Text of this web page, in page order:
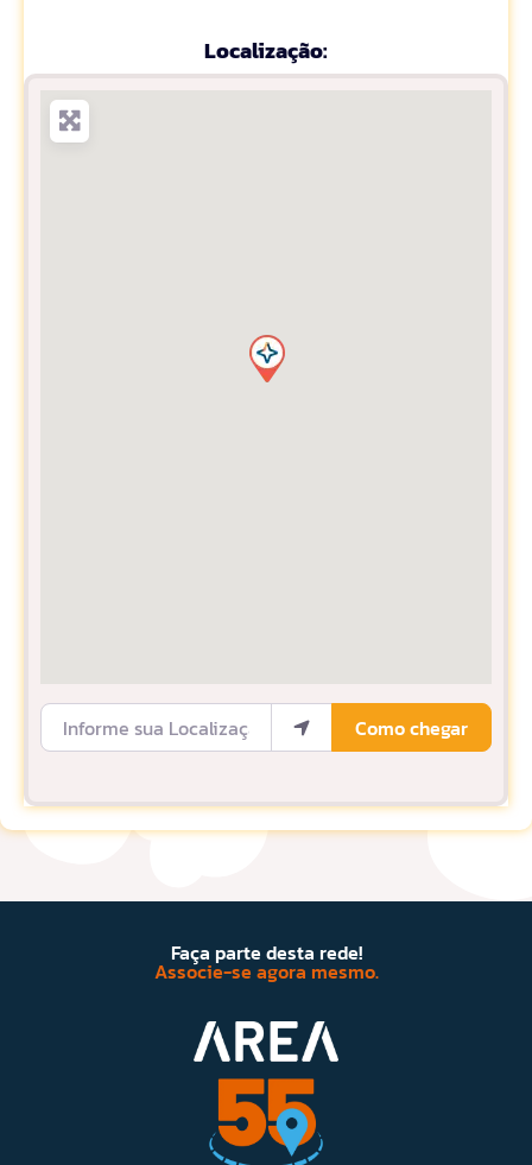
Localização:
Informe sua Localização
Como chegar
Faça parte desta rede!
Associe-se agora mesmo.